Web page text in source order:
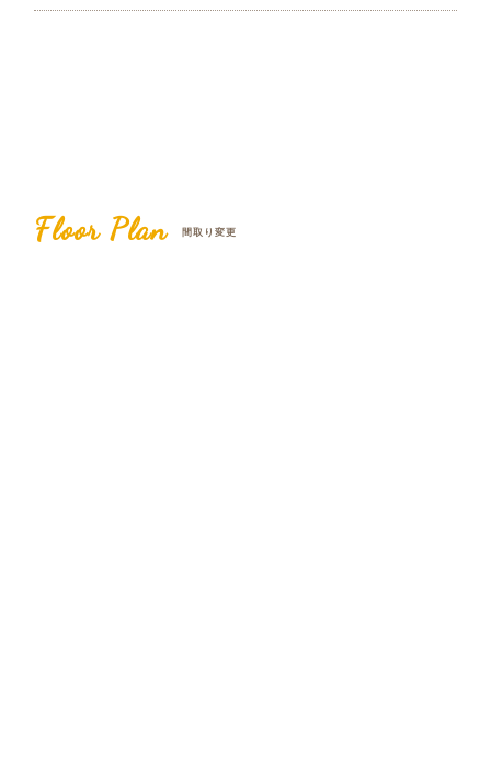
Floor Plan 間取り変更